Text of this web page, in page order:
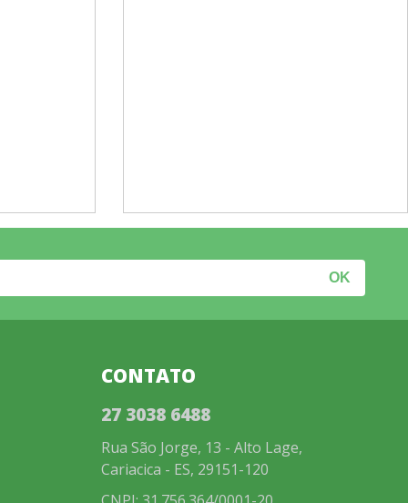
CONTATO
27 3038 6488
Rua São Jorge, 13 - Alto Lage,
Cariacica - ES, 29151-120